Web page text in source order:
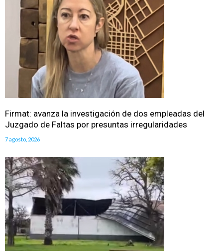
Firmat: avanza la investigación de dos empleadas del
Juzgado de Faltas por presuntas irregularidades
7 agosto, 2026